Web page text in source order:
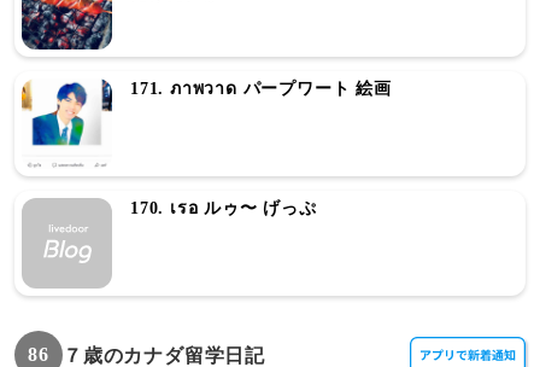
171. ภาพวาด パープワート 絵画
170. เรอ ルゥ〜 げっぷ
86 ７歳のカナダ留学日記